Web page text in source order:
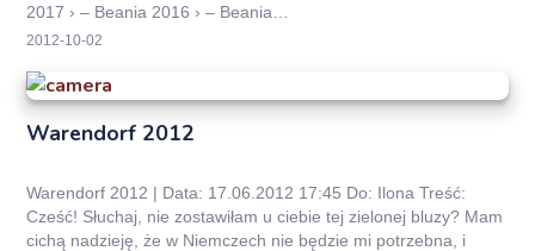
2017 › – Beania 2016 › – Beania…
2012-10-02
Warendorf 2012
Warendorf 2012 | Data: 17.06.2012 17:45 Do: Ilona Treść:
Cześć! Słuchaj, nie zostawiłam u ciebie tej zielonej bluzy? Mam
cichą nadzieję, że w Niemczech nie będzie mi potrzebna, i